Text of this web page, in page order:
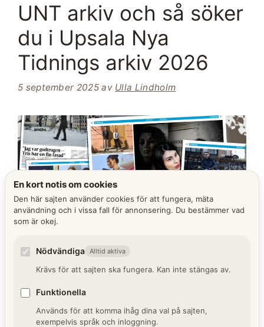
UNT arkiv och så söker
du i Upsala Nya
Tidnings arkiv 2026
5 september 2025 av Ulla Lindholm
stolen är ett tidningsarkiv en guldgruva. Upsala
Nya Tidnings arkiv är ett bra exempel, en plats
där du kan följa både små vardagshändelser
och stora skeenden som format Uppsala och
En kort notis om cookies
Den här sajten använder cookies för att fungera, mäta
användning och i vissa fall för annonsering. Du bestämmer vad
som är okej.
Nödvändiga Alltid aktiva
Krävs för att sajten ska fungera. Kan inte stängas av.
Funktionella
Används för att komma ihåg dina val på sajten,
exempelvis språk och inloggning.